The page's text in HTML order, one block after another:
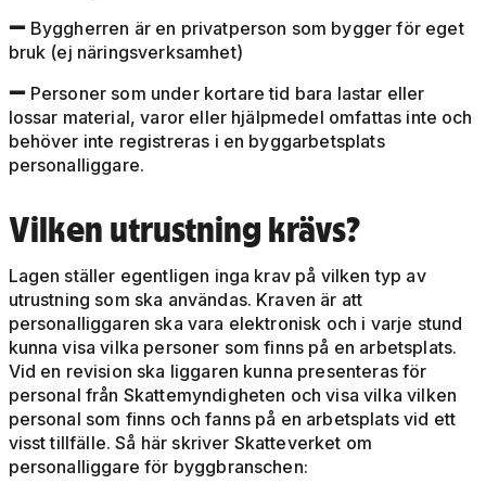
Byggherren är en privatperson som bygger för eget
bruk (ej näringsverksamhet)
Personer som under kortare tid bara lastar eller
lossar material, varor eller hjälpmedel omfattas inte och
behöver inte registreras i en byggarbetsplats
personalliggare.
Vilken utrustning krävs?
Lagen ställer egentligen inga krav på vilken typ av
utrustning som ska användas. Kraven är att
personalliggaren ska vara elektronisk och i varje stund
kunna visa vilka personer som finns på en arbetsplats.
Vid en revision ska liggaren kunna presenteras för
personal från Skattemyndigheten och visa vilka vilken
personal som finns och fanns på en arbetsplats vid ett
visst tillfälle. Så här skriver Skatteverket om
personalliggare för byggbranschen: